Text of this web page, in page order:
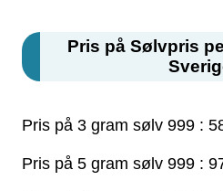
Pris på Sølvpris
Pris på 3 gram sølv 999 :
Pris på 5 gram sølv 999 :